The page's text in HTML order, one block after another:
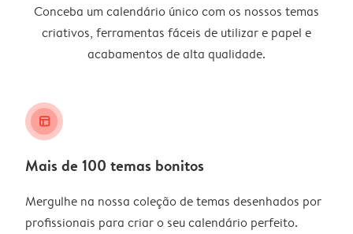
Conceba um calendário único com os nossos temas
criativos, ferramentas fáceis de utilizar e papel e
acabamentos de alta qualidade.
layout_alt
Mais de 100 temas bonitos
Mergulhe na nossa coleção de temas desenhados por
profissionais para criar o seu calendário perfeito.